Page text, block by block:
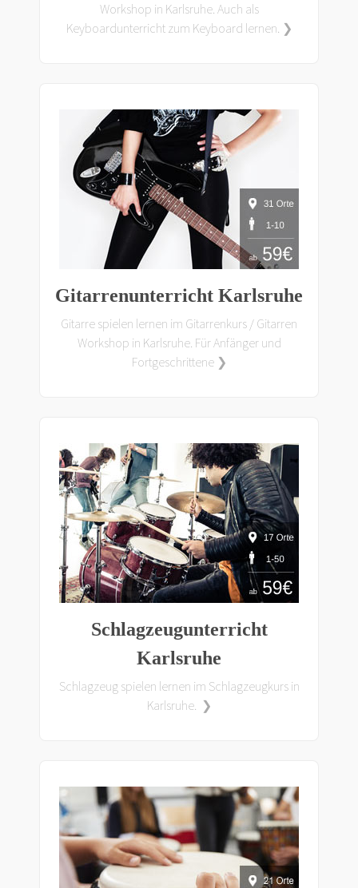
Workshop in Karlsruhe. Auch als
Keyboardunterricht zum Keyboard lernen. ❯
Gitarrenunterricht Karlsruhe
Gitarre spielen lernen im Gitarrenkurs / Gitarren
Workshop in Karlsruhe. Für Anfänger und
Fortgeschrittene ❯
Schlagzeugunterricht
Karlsruhe
Schlagzeug spielen lernen im Schlagzeugkurs in
Karlsruhe. ❯